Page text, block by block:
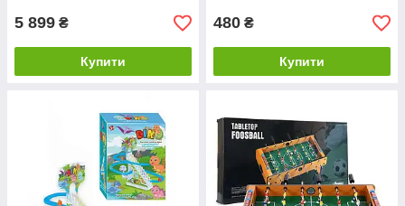
5 899 ₴
Купити
480 ₴
Купити